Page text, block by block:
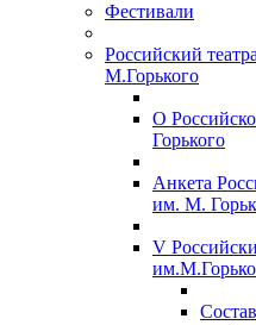
Фестивали
Российский
М.Горького
О
Горького
Анкета
им. М.
V